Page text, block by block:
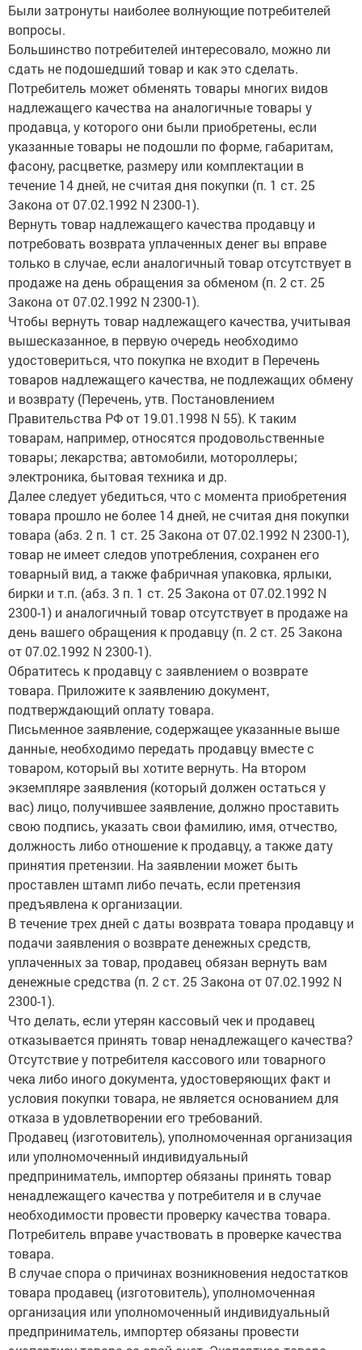
Были затронуты наиболее волнующие потребителей
вопросы.
Большинство потребителей интересовало, можно ли
сдать не подошедший товар и как это сделать.
Потребитель может обменять товары многих видов
надлежащего качества на аналогичные товары у
продавца, у которого они были приобретены, если
указанные товары не подошли по форме, габаритам,
фасону, расцветке, размеру или комплектации в
течение 14 дней, не считая дня покупки (п. 1 ст. 25
Закона от 07.02.1992 N 2300-1).
Вернуть товар надлежащего качества продавцу и
потребовать возврата уплаченных денег вы вправе
только в случае, если аналогичный товар отсутствует в
продаже на день обращения за обменом (п. 2 ст. 25
Закона от 07.02.1992 N 2300-1).
Чтобы вернуть товар надлежащего качества, учитывая
вышесказанное, в первую очередь необходимо
удостовериться, что покупка не входит в Перечень
товаров надлежащего качества, не подлежащих обмену
и возврату (Перечень, утв. Постановлением
Правительства РФ от 19.01.1998 N 55). К таким
товарам, например, относятся продовольственные
товары; лекарства; автомобили, мотороллеры;
электроника, бытовая техника и др.
Далее следует убедиться, что с момента приобретения
товара прошло не более 14 дней, не считая дня покупки
товара (абз. 2 п. 1 ст. 25 Закона от 07.02.1992 N 2300-1),
товар не имеет следов употребления, сохранен его
товарный вид, а также фабричная упаковка, ярлыки,
бирки и т.п. (абз. 3 п. 1 ст. 25 Закона от 07.02.1992 N
2300-1) и аналогичный товар отсутствует в продаже на
день вашего обращения к продавцу (п. 2 ст. 25 Закона
от 07.02.1992 N 2300-1).
Обратитесь к продавцу с заявлением о возврате
товара. Приложите к заявлению документ,
подтверждающий оплату товара.
Письменное заявление, содержащее указанные выше
данные, необходимо передать продавцу вместе с
товаром, который вы хотите вернуть. На втором
экземпляре заявления (который должен остаться у
вас) лицо, получившее заявление, должно проставить
свою подпись, указать свои фамилию, имя, отчество,
должность либо отношение к продавцу, а также дату
принятия претензии. На заявлении может быть
проставлен штамп либо печать, если претензия
предъявлена к организации.
В течение трех дней с даты возврата товара продавцу и
подачи заявления о возврате денежных средств,
уплаченных за товар, продавец обязан вернуть вам
денежные средства (п. 2 ст. 25 Закона от 07.02.1992 N
2300-1).
Что делать, если утерян кассовый чек и продавец
отказывается принять товар ненадлежащего качества?
Отсутствие у потребителя кассового или товарного
чека либо иного документа, удостоверяющих факт и
условия покупки товара, не является основанием для
отказа в удовлетворении его требований.
Продавец (изготовитель), уполномоченная организация
или уполномоченный индивидуальный
предприниматель, импортер обязаны принять товар
ненадлежащего качества у потребителя и в случае
необходимости провести проверку качества товара.
Потребитель вправе участвовать в проверке качества
товара.
В случае спора о причинах возникновения недостатков
товара продавец (изготовитель), уполномоченная
организация или уполномоченный индивидуальный
предприниматель, импортер обязаны провести